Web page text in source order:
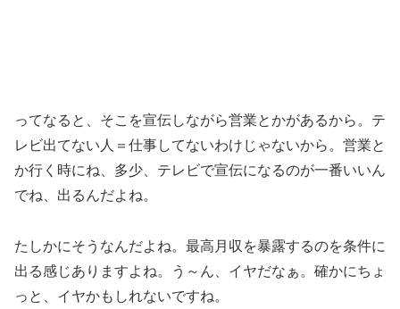
ってなると、そこを宣伝しながら営業とかがあるから。テ
レビ出てない人＝仕事してないわけじゃないから。営業と
か行く時にね、多少、テレビで宣伝になるのが一番いいん
でね、出るんだよね。
たしかにそうなんだよね。最高月収を暴露するのを条件に
出る感じありますよね。う～ん、イヤだなぁ。確かにちょ
っと、イヤかもしれないですね。